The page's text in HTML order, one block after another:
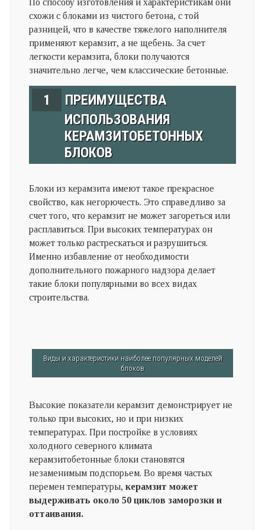
По способу изготовления и характеристикам они
схожи с блоками из чистого бетона, с той
разницей, что в качестве тяжелого наполнителя
применяют керамзит, а не щебень. За счет
легкости керамзита, блоки получаются
значительно легче, чем классические бетонные.
1
ПРЕИМУЩЕСТВА
ИСПОЛЬЗОВАНИЯ
КЕРАМЗИТОБЕТОННЫХ
БЛОКОВ
Блоки из керамзита имеют такое прекрасное
свойство, как негорючесть. Это справедливо за
счет того, что керамзит не может загореться или
расплавиться. При высоких температурах он
может только растрескаться и разрушиться.
Именно избавление от необходимости
дополнительного пожарного надзора делает
такие блоки популярными во всех видах
строительства.
Виды и характеристики наиболее популярных моделей
блоков
Высокие показатели керамзит демонстрирует не
только при высоких, но и при низких
температурах. При постройке в условиях
холодного северного климата
керамзитобетонные блоки становятся
незаменимым подспорьем. Во время частых
перемен температуры, керамзит может
выдерживать около 50 циклов заморозки и
оттаивания.